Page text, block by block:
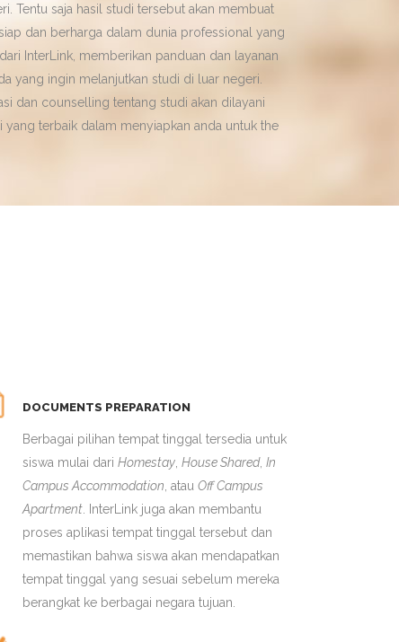
Tentu saja hasil studi tersebut akan membuat
dan berharga dalam dunia professional yang
InterLink, memberikan panduan dan layanan
yang ingin melanjutkan studi di luar negeri.
dan counselling tentang studi akan dilayani
terbaik dalam menyiapkan anda untuk the
DOCUMENTS PREPARATION
Berbagai pilihan tempat tinggal tersedia untuk
siswa mulai dariHomestay ,House Shared,In
Campus Accommodation , atauOff Campus
Apartment . InterLink juga akan membantu
proses aplikasi tempat tinggal tersebut dan
memastikan bahwa siswa akan mendapatkan
tempat tinggal yang sesuai sebelum mereka
berangkat ke berbagai negara tujuan.